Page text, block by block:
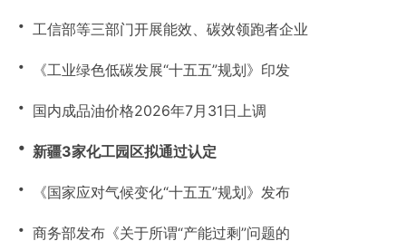
・ 工信部等三部门开展能效、碳效领跑者企业
・ 《工业绿色低碳发展“十五五”规划》印发
・ 国内成品油价格2026年7月31日上调
・ 新疆3家化工园区拟通过认定
・ 《国家应对气候变化“十五五”规划》发布
・ 商务部发布《关于所谓“产能过剩”问题的